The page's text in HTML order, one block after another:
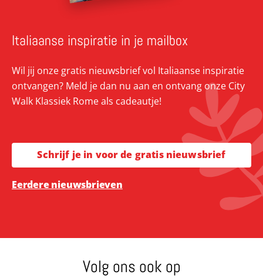
Italiaanse inspiratie in je mailbox
Wil jij onze gratis nieuwsbrief vol Italiaanse inspiratie
ontvangen? Meld je dan nu aan en ontvang onze City
Walk Klassiek Rome als cadeautje!
Schrijf je in voor de gratis nieuwsbrief
Eerdere nieuwsbrieven
Volg ons ook op